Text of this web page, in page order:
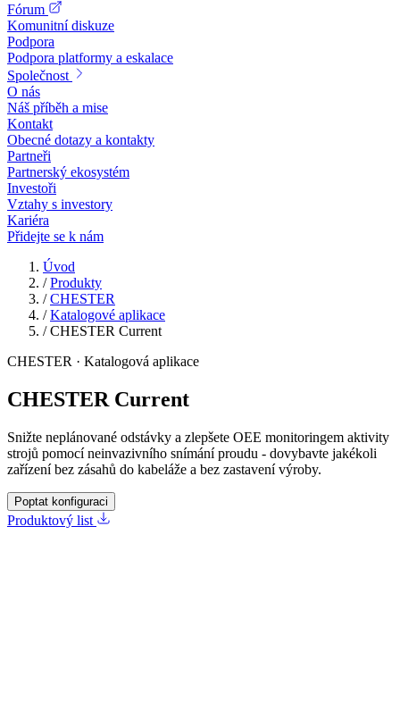
Fórum
Komunitní diskuze
Podpora
Podpora platformy a eskalace
Společnost
O nás
Náš příběh a mise
Kontakt
Obecné dotazy a kontakty
Partneři
Partnerský ekosystém
Investoři
Vztahy s investory
Kariéra
Přidejte se k nám
Úvod
/ Produkty
/ CHESTER
/ Katalogové aplikace
/ CHESTER Current
CHESTER · Katalogová aplikace
CHESTER Current
Snižte neplánované odstávky a zlepšete OEE monitoringem aktivity
strojů pomocí neinvazivního snímání proudu - dovybavte jakékoli
zařízení bez zásahů do kabeláže a bez zastavení výroby.
Poptat konfiguraci
Produktový list